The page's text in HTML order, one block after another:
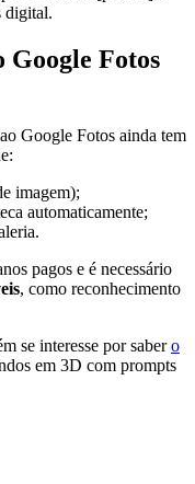
digital.
Google Fotos
Google Fotos ainda tem
imagem);
automaticamente;
pagos e é necessário
, como reconhecimento
se interesse por sabero
em 3D com prompts